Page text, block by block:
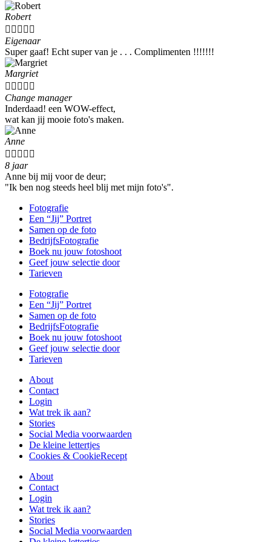
Robert
    
Eigenaar
Super gaaf! Echt super van je . . . Complimenten !!!!!!!
Margriet
    
Change manager
Inderdaad! een WOW-effect,
wat kan jij mooie foto's maken.
Anne
    
8 jaar
Anne bij mij voor de deur;
"Ik ben nog steeds heel blij met mijn foto's".
Fotografie
Een “Jij” Portret
Samen op de foto
BedrijfsFotografie
Boek nu jouw fotoshoot
Geef jouw selectie door
Tarieven
Fotografie
Een “Jij” Portret
Samen op de foto
BedrijfsFotografie
Boek nu jouw fotoshoot
Geef jouw selectie door
Tarieven
About
Contact
Login
Wat trek ik aan?
Stories
Social Media voorwaarden
De kleine lettertjes
Cookies & CookieRecept
About
Contact
Login
Wat trek ik aan?
Stories
Social Media voorwaarden